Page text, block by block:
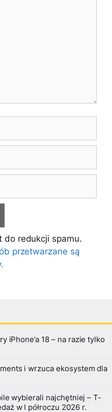
do redukcji spamu.
przetwarzane są
iPhone’a 18 – na razie tylko
i wrzuca ekosystem dla
wybierali najchętniej – T-
w I półroczu 2026 r.